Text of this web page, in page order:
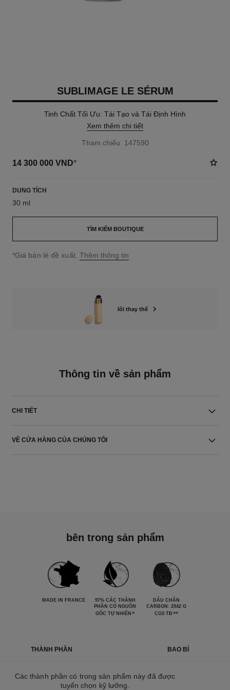
SUBLIMAGE LE SÉRUM
Tinh Chất Tối Ưu: Tái Tạo và Tái Định Hình
Xem thêm chi tiết
Tham chiếu 147590
14 300 000 VND*
DUNG TÍCH
30 ml
TÌM KIẾM BOUTIQUE
↩
*Giá bán lẻ đề xuất. Thêm thông tin
lõi thay thế
Thông tin về sản phẩm
CHI TIẾT
VỀ CỬA HÀNG CỦA CHÚNG TÔI
bên trong sản phẩm
MADE IN FRANCE
97% CÁC THÀNH
PHẦN CÓ NGUỒN
GỐC TỰ NHIÊN *
DẤU CHÂN
CARBON: 2942 G
CO2-TĐ **
THÀNH PHẦN BAO BÌ
Các thành phần có trong sản phẩm này đã được
tuyển chọn kỹ lưỡng.